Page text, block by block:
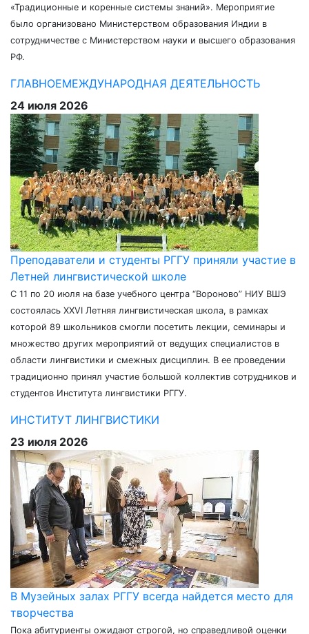
«Традиционные и коренные системы знаний». Мероприятие
было организовано Министерством образования Индии в
сотрудничестве с Министерством науки и высшего образования
РФ.
ГЛАВНОЕМЕЖДУНАРОДНАЯ ДЕЯТЕЛЬНОСТЬ
24 июля 2026
Преподаватели и студенты РГГУ приняли участие в
Летней лингвистической школе
С 11 по 20 июля на базе учебного центра “Вороново” НИУ ВШЭ
состоялась XXVI Летняя лингвистическая школа, в рамках
которой 89 школьников смогли посетить лекции, семинары и
множество других мероприятий от ведущих специалистов в
области лингвистики и смежных дисциплин. В ее проведении
традиционно принял участие большой коллектив сотрудников и
студентов Института лингвистики РГГУ.
ИНСТИТУТ ЛИНГВИСТИКИ
23 июля 2026
В Музейных залах РГГУ всегда найдется место для
творчества
Пока абитуриенты ожидают строгой, но справедливой оценки